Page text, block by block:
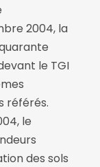
2004, la
le TGI
référés.
le
des sols